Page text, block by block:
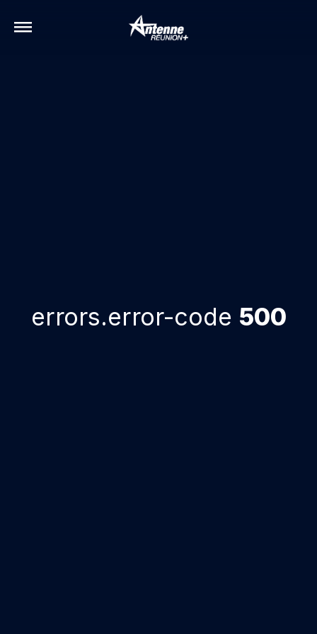
errors.error-code 500